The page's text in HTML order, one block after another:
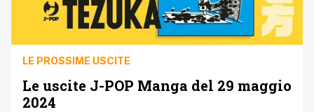
LE PROSSIME USCITE
Le uscite J-POP Manga del 29 maggio
2024